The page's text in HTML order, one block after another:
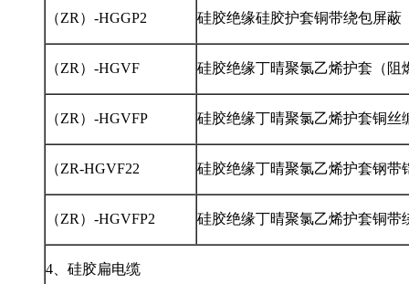
（ZR）-HGGP2 硅胶绝缘硅胶护套铜带绕包屏蔽
（ZR）-HGVF 硅胶绝缘丁晴聚氯乙烯护套（阻
（ZR）-HGVFP 硅胶绝缘丁晴聚氯乙烯护套铜丝
（ZR-HGVF22 硅胶绝缘丁晴聚氯乙烯护套钢带
（ZR）-HGVFP2 硅胶绝缘丁晴聚氯乙烯护套铜带
4、 硅胶扁电缆